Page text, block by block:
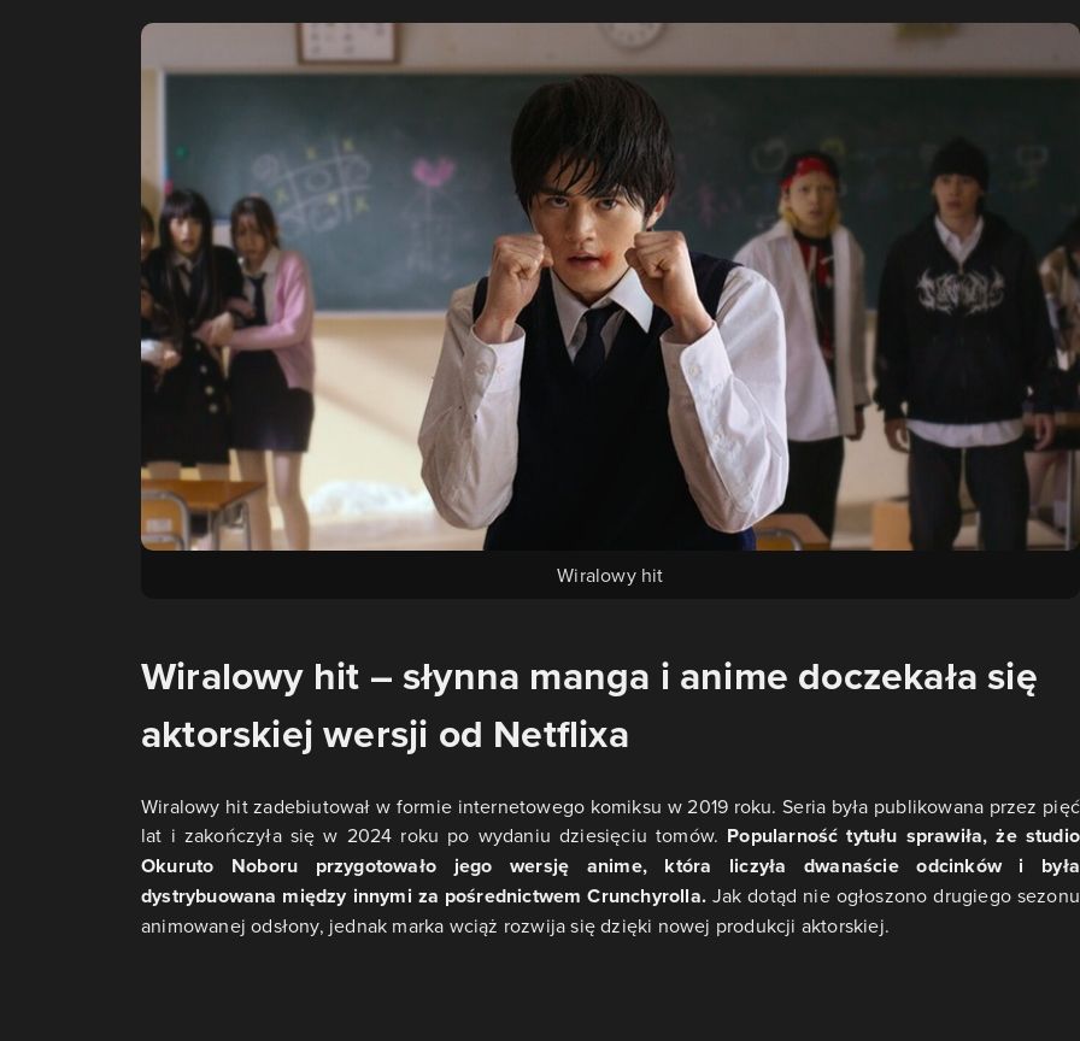
Wiralowy hit
Wiralowy hit – słynna manga i anime doczekała się
aktorskiej wersji od Netflixa
Wiralowy hit zadebiutował w formie internetowego komiksu w 2019 roku. Seria była publikowana przez pięć
lat i zakończyła się w 2024 roku po wydaniu dziesięciu tomów. Popularność tytułu sprawiła, że studio
Okuruto Noboru przygotowało jego wersję anime, która liczyła dwanaście odcinków i była
dystrybuowana między innymi za pośrednictwem Crunchyrolla. Jak dotąd nie ogłoszono drugiego sezonu
animowanej odsłony, jednak marka wciąż rozwija się dzięki nowej produkcji aktorskiej.